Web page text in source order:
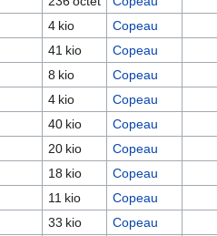
4 kio Copeau
41 kio Copeau
8 kio Copeau
4 kio Copeau
40 kio Copeau
20 kio Copeau
18 kio Copeau
11 kio Copeau
33 kio Copeau